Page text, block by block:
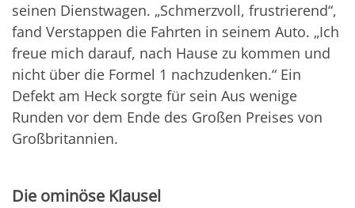
seinen Dienstwagen. „Schmerzvoll, frustrierend“,
fand Verstappen die Fahrten in seinem Auto. „Ich
freue mich darauf, nach Hause zu kommen und
nicht über die Formel 1 nachzudenken.“ Ein
Defekt am Heck sorgte für sein Aus wenige
Runden vor dem Ende des Großen Preises von
Großbritannien.
Die ominöse Klausel